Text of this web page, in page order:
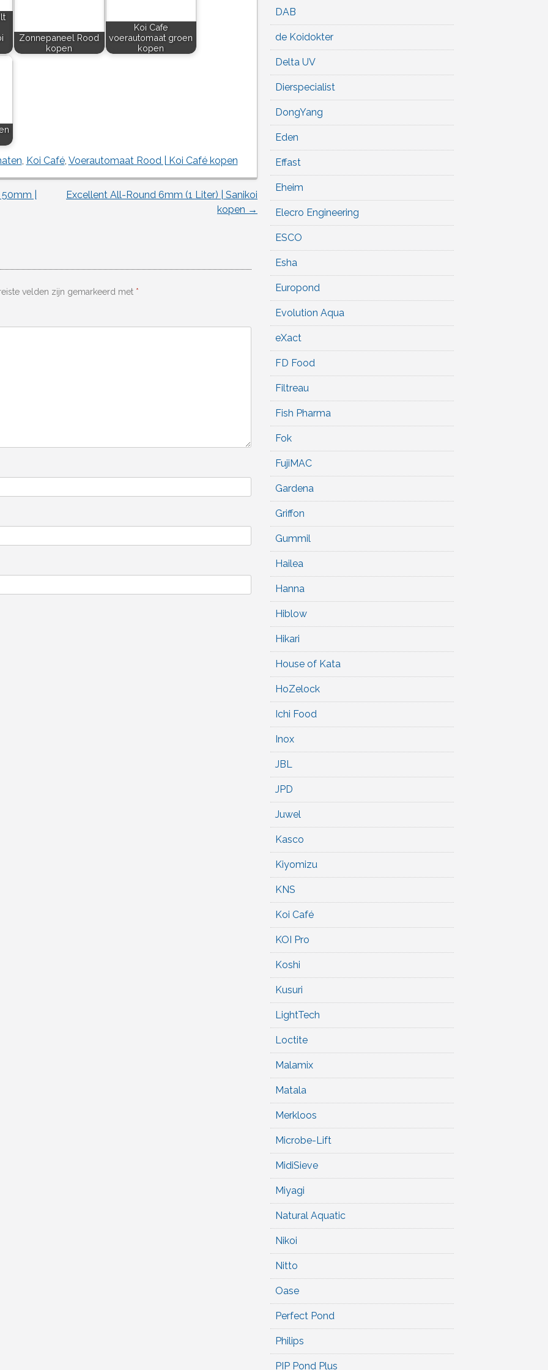
Zonnepaneel Rood
kopen
Koi Cafe
voerautomaat groen
kopen
, Koi Café, Voerautomaat Rood | Koi Café kopen
|
Excellent All-Round 6mm (1 Liter) | Sanikoi
kopen →
velden zijn gemarkeerd met *
DAB
de Koidokter
Delta UV
Dierspecialist
DongYang
Eden
Effast
Eheim
Elecro Engineering
ESCO
Esha
Europond
Evolution Aqua
eXact
FD Food
Filtreau
Fish Pharma
Fok
FujiMAC
Gardena
Griffon
Gummil
Hailea
Hanna
Hiblow
Hikari
House of Kata
HoZelock
Ichi Food
Inox
JBL
JPD
Juwel
Kasco
Kiyomizu
KNS
Koi Café
KOI Pro
Koshi
Kusuri
LightTech
Loctite
Malamix
Matala
Merkloos
Microbe-Lift
MidiSieve
Miyagi
Natural Aquatic
Nikoi
Nitto
Oase
Perfect Pond
Philips
PIP Pond Plus